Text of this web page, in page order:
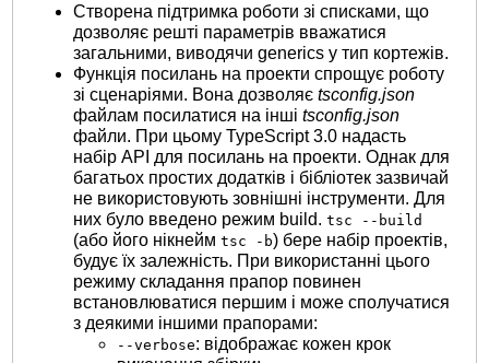
Створена підтримка роботи зі списками, що
дозволяє решті параметрів вважатися
загальними, виводячи generics у тип кортежів.
Функція посилань на проекти спрощує роботу
зі сценаріями. Вона дозволяєtsconfig.json
файлам посилатися на іншіtsconfig.json
файли. При цьому TypeScript 3.0 надасть
набір API для посилань на проекти. Однак для
багатьох простих додатків і бібліотек зазвичай
не використовують зовнішні інструменти. Для
них було введено режим build.tsc --build
(або його нікнеймtsc -b) бере набір проектів,
будує їх залежність. При використанні цього
режиму складання прапор повинен
встановлюватися першим і може сполучатися
з деякими іншими прапорами:
--verbose: відображає кожен крок